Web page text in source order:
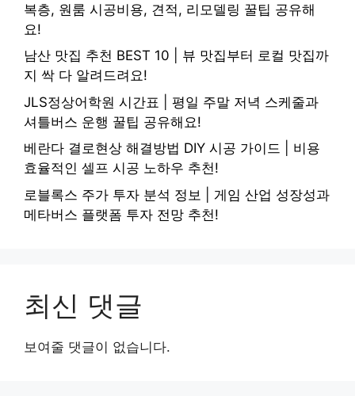
복층, 원룸 시공비용, 견적, 리모델링 꿀팁 공유해
요!
남산 맛집 추천 BEST 10 | 뷰 맛집부터 로컬 맛집까
지 싹 다 알려드려요!
JLS정상어학원 시간표 | 평일 주말 저녁 스케줄과
셔틀버스 운행 꿀팁 공유해요!
베란다 결로현상 해결방법 DIY 시공 가이드 | 비용
효율적인 셀프 시공 노하우 추천!
로블록스 주가 투자 분석 정보 | 게임 산업 성장성과
메타버스 플랫폼 투자 전망 추천!
최신 댓글
보여줄 댓글이 없습니다.